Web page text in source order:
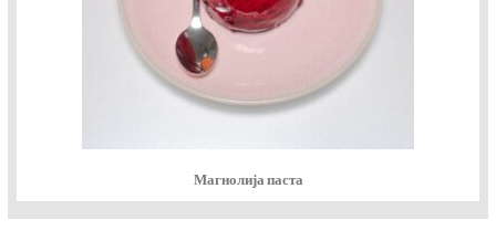
Магнолија паста